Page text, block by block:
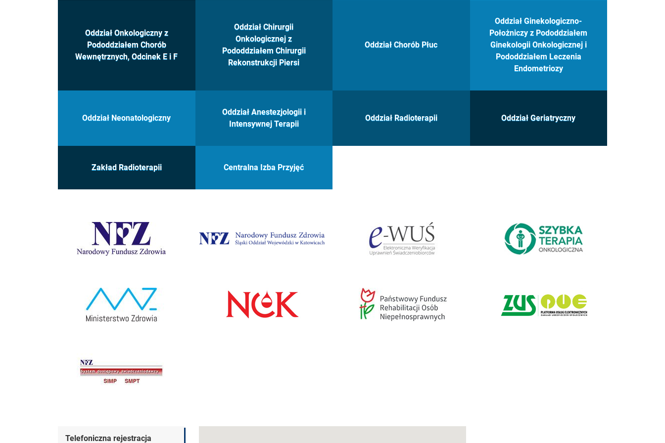
Oddział Onkologiczny z
Pododdziałem Chorób
Wewnętrznych, Odcinek E i F
Oddział Chirurgii
Onkologicznej z
Pododdziałem Chirurgii
Rekonstrukcji Piersi
Oddział Chorób Płuc
Oddział Ginekologiczno-
Położniczy z Pododdziałem
Ginekologii Onkologicznej i
Pododdziałem Leczenia
Endometriozy
Oddział Neonatologiczny
Oddział Anestezjologii i
Intensywnej Terapii
Oddział Radioterapii Oddział Geriatryczny
Zakład Radioterapii Centralna Izba Przyjęć
Dane kontaktowe
Telefoniczna rejestracja